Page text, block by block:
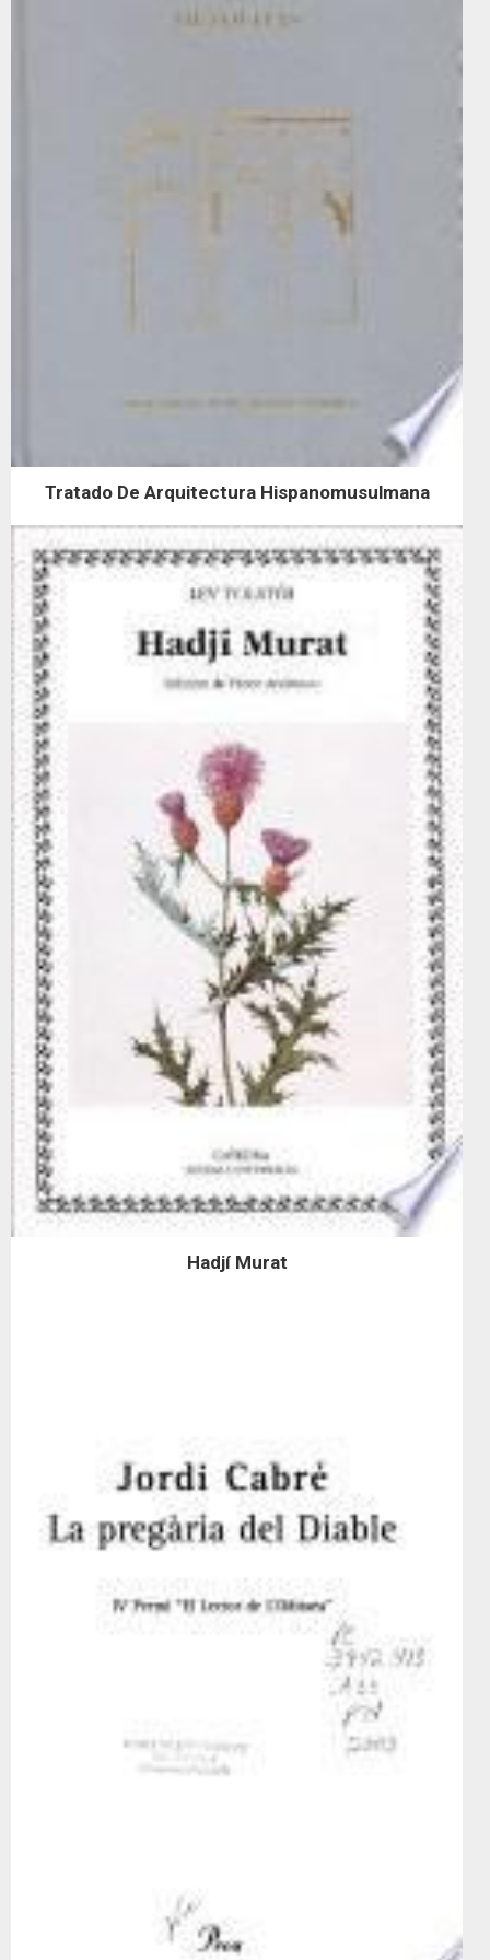
Tratado De Arquitectura Hispanomusulmana
Hadjí Murat